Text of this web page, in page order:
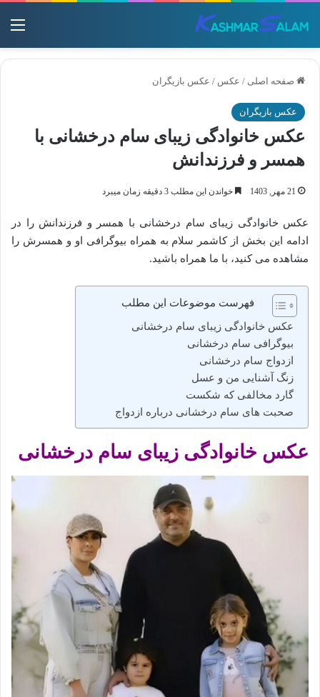
صفحه اصلی / عکس / عکس بازیگران
عکس بازیگران
عکس خانوادگی زیبای سام درخشانی با
همسر و فرزندانش
21 مهر, 1403 خواندن این مطلب 3 دقیقه زمان میبرد
عکس خانوادگی زیبای سام درخشانی با همسر و فرزندانش را در
ادامه این بخش از کاشمر سلام به همراه بیوگرافی او و همسرش را
مشاهده می کنید، با ما همراه باشید.
فهرست موضوعات این مطلب
‌عکس خانوادگی زیبای سام درخشانی
بیوگرافی سام درخشانی
ازدواج سام درخشانی
زنگ آشنایی من و عسل
گارد مخالفی که شکست
صحبت های سام درخشانی درباره ازدواج
‌عکس خانوادگی زیبای سام درخشانی